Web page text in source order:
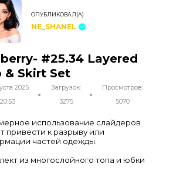
ОПУБЛИКОВАЛ(А)
NE_SHANEL
#25.34 Layered
& Skirt Set
2025
Загрузок:
3275
Просмотров:
5070
использование слайдеров
привести к разрыву или
частей одежды.
из многослойного топа и юбки